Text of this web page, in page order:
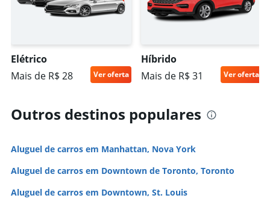
Elétrico
Mais de R$ 28
Ver oferta
Híbrido
Mais de R$ 31
Ver oferta
Outros destinos populares
Aluguel de carros em Manhattan, Nova York
Aluguel de carros em Downtown de Toronto, Toronto
Aluguel de carros em Downtown, St. Louis